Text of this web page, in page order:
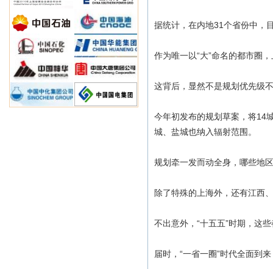
据统计，在内地31个省份中，
作为唯一以“大”命名的都市圈
这背后，显然不是规划优先级
今年初发布的规划草案，将14
城、盐城也纳入辐射范围。
规划牵一发而动全身，哪些地
除了特殊的上海外，还有江西
不出意外，“十五五”时期，这
届时，“一省一圈”时代全面到